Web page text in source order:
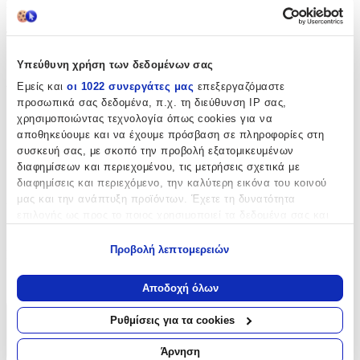
Υπεύθυνη χρήση των δεδομένων σας
Εμείς και οι 1022 συνεργάτες μας επεξεργαζόμαστε
προσωπικά σας δεδομένα, π.χ. τη διεύθυνση IP σας,
χρησιμοποιώντας τεχνολογία όπως cookies για να
αποθηκεύουμε και να έχουμε πρόσβαση σε πληροφορίες στη
συσκευή σας, με σκοπό την προβολή εξατομικευμένων
διαφημίσεων και περιεχομένου, τις μετρήσεις σχετικά με
διαφημίσεις και περιεχόμενο, την καλύτερη εικόνα του κοινού
μας και την ανάπτυξη προϊόντων. Έχετε τη δυνατότητα
Να συλλέξουμε πληροφορίες σχετικά με τη γεωγραφική
σας τοποθεσία, οι οποίες μπορεί να είναι ακριβείς σε
απόσταση μερικών μέτρων
Να αναγνωρίσουμε τη συσκευή σας σαρώνοντας ενεργά
για συγκεκριμένα χαρακτηριστικά (δακτυλικό αποτύπωμα)
Προβολή λεπτομερειών
Αποδοχή όλων
Ρυθμίσεις για τα cookies
Άρνηση
Τύπος:
Μπρελόκ
Υλικό:
Δερματίνη
2.3
Χρώμα:
Κόκκινο